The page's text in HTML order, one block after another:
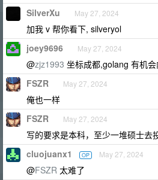
SilverXu May 27, 2024
加我 v 帮你看下, silveryol
joey9696 May 27, 2024
@zjz1993 坐标成都,golang 有机
FSZR May 27, 2024
俺也一样
FSZR May 27, 2024
写的要求是本科，至少一堆硕士去
cluojuanx1 OP May 27, 2024
@FSZR 太难了